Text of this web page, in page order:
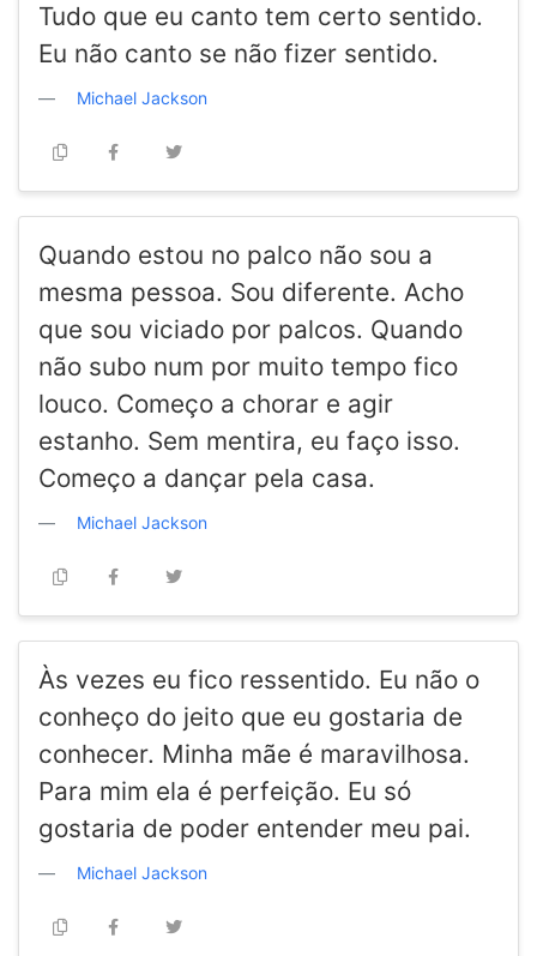
Tudo que eu canto tem certo sentido.
Eu não canto se não fizer sentido.
Michael Jackson
Quando estou no palco não sou a
mesma pessoa. Sou diferente. Acho
que sou viciado por palcos. Quando
não subo num por muito tempo fico
louco. Começo a chorar e agir
estanho. Sem mentira, eu faço isso.
Começo a dançar pela casa.
Michael Jackson
Às vezes eu fico ressentido. Eu não o
conheço do jeito que eu gostaria de
conhecer. Minha mãe é maravilhosa.
Para mim ela é perfeição. Eu só
gostaria de poder entender meu pai.
Michael Jackson